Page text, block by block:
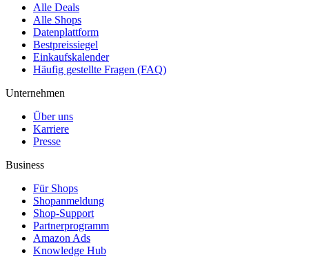
Alle Deals
Alle Shops
Datenplattform
Bestpreissiegel
Einkaufskalender
Häufig gestellte Fragen (FAQ)
Unternehmen
Über uns
Karriere
Presse
Business
Für Shops
Shopanmeldung
Shop-Support
Partnerprogramm
Amazon Ads
Knowledge Hub